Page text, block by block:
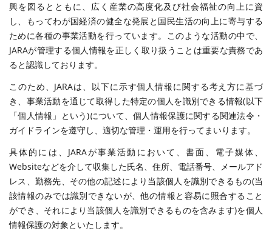
興を図るとともに、広く産業の高度化及び社会福祉の向上に資
し、もってわが国経済の健全な発展と国民生活の向上に寄与する
ために各種の事業活動を行っています。このような活動の中で、
JARAが管理する個人情報を正しく取り扱うことは重要な責務であ
ると認識しております。
このため、JARAは、以下に示す個人情報に関する考え方に基づ
き、事業活動を通じて取得した特定の個人を識別できる情報(以下
「個人情報」という)について、個人情報保護に関する関連法令・
ガイドラインを遵守し、適切な管理・運用を行ってまいります。
具体的には、JARAが事業活動において、書面、電子媒体、
Websiteなどを介して収集した氏名、住所、電話番号、メールアド
レス、勤務先、その他の記述により当該個人を識別できるもの(当
該情報のみでは識別できないが、他の情報と容易に照合すること
ができ、それにより当該個人を識別できるものを含みます)を個人
情報保護の対象といたします。